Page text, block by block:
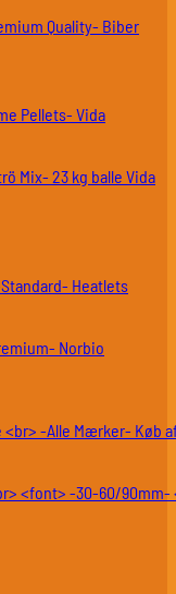
Biber
Vida
Vida
Heatlets
Norbio
Køb